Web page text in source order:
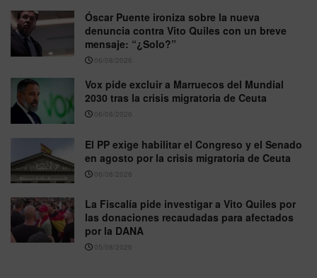
Óscar Puente ironiza sobre la nueva
denuncia contra Vito Quiles con un breve
mensaje: “¿Solo?”
06/08/2026
Vox pide excluir a Marruecos del Mundial
2030 tras la crisis migratoria de Ceuta
06/08/2026
El PP exige habilitar el Congreso y el Senado
en agosto por la crisis migratoria de Ceuta
06/08/2026
La Fiscalía pide investigar a Vito Quiles por
las donaciones recaudadas para afectados
por la DANA
05/08/2026